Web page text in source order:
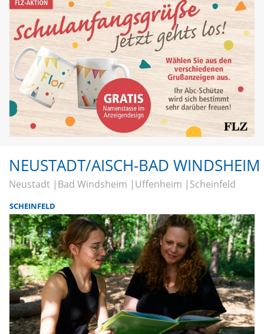
NEUSTADT/AISCH-BAD WINDSHEIM
Neustadt Bad Windsheim Uffenheim Scheinfeld
SCHEINFELD